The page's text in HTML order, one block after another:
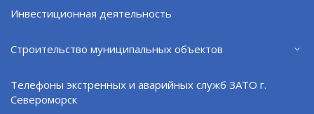
Инвестиционная деятельность
Строительство муниципальных объектов
Телефоны экстренных и аварийных служб ЗАТО г.
Североморск
3. Кто может быть опекуном недееспособного
Преимущественное право быть опекунами имеют
близкие родственники совершеннолетнего
подопечного: родители, супруги,